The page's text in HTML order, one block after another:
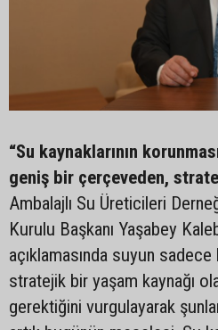
“Su kaynaklarının
geniş bir çerçeveden,
Ambalajlı Su Üreticileri
Kurulu Başkanı Yaşabey
açıklamasında suyun
stratejik bir yaşam kaynağı
gerektiğini vurgulayarak